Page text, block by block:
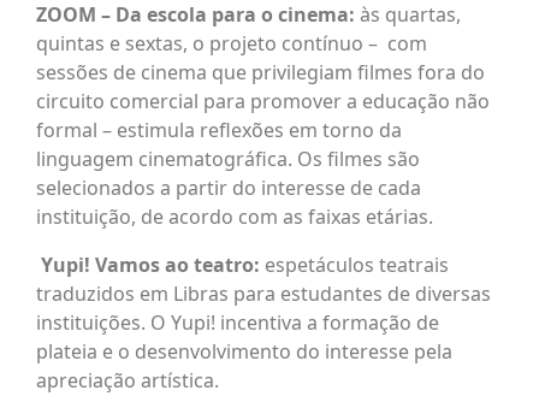
ZOOM – Da escola para o cinema: às quartas,
quintas e sextas, o projeto contínuo – com
sessões de cinema que privilegiam filmes fora do
circuito comercial para promover a educação não
formal – estimula reflexões em torno da
linguagem cinematográfica. Os filmes são
selecionados a partir do interesse de cada
instituição, de acordo com as faixas etárias.
Yupi! Vamos ao teatro: espetáculos teatrais
traduzidos em Libras para estudantes de diversas
instituições. O Yupi! incentiva a formação de
plateia e o desenvolvimento do interesse pela
apreciação artística.